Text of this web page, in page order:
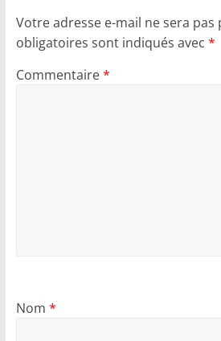
Votre adresse e-mail ne sera pas
obligatoires sont indiqués avec *
Commentaire*
Nom *